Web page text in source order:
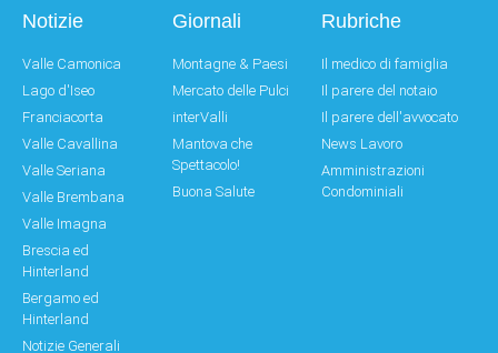
Notizie
Valle Camonica
Lago d'Iseo
Franciacorta
Valle Cavallina
Valle Seriana
Valle Brembana
Valle Imagna
Brescia ed
Hinterland
Bergamo ed
Hinterland
Notizie Generali
Giornali
Montagne & Paesi
Mercato delle Pulci
interValli
Mantova che
Spettacolo!
Buona Salute
Rubriche
Il medico di famiglia
Il parere del notaio
Il parere dell'avvocato
News Lavoro
Amministrazioni
Condominiali